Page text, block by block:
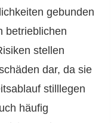
gebunden
betrieblichen
stellen
dar, da sie
stilllegen
häufig